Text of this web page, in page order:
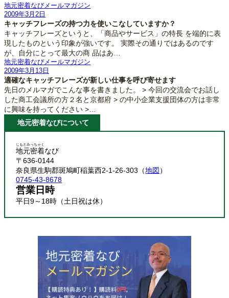
地元密着なびメールマガジン
2009年3月2日
キャッチフレーズの持つ力を使いこなしていますか？
キャッチフレーズというと、「商品やサービス」の特長 を端的に表
現したものという印象が強いです。 実際その通りではあるのです
が、自分にとって最大の商 品はあ…
地元密着なびメールマガジン
2009年3月13日
適確なキャッチフレーズが新しい仕事を呼び寄せます
先日のメルマガでこんな事を書きました。 > 今回の交流会でお話し
した商工会議所の方２名と京都府 > の中小企業支援団体の方は非常
に興味を持ってください >…
地元密着なびについて
地元密着
じもとみっちゃく
なび
〒636-0144
奈良県生駒郡斑鳩町稲葉西2-1-26-303（地図 ）
0745-43-8678
営業日時
平日9～18時（土日祝は休）